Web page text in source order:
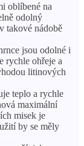
oblíbené na
odolný
takové nádobě
jsou odolné i
rychle ohřeje a
litinových
teplo a rychle
maximální
misek je
by se měly